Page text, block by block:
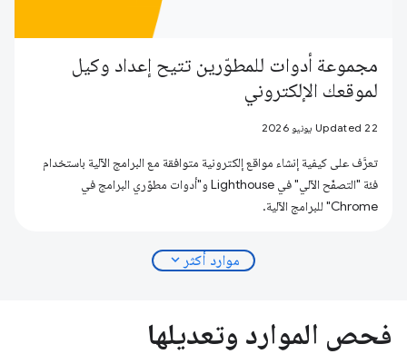
مجموعة أدوات للمطوّرين تتيح إعداد وكيل
لموقعك الإلكتروني
Updated 22 يونيو 2026
تعرَّف على كيفية إنشاء مواقع إلكترونية متوافقة مع البرامج الآلية باستخدام
فئة "التصفّح الآلي" في Lighthouse و"أدوات مطوّري البرامج في
Chrome" للبرامج الآلية.
موارد أكثر expand_more
فحص الموارد وتعديلها